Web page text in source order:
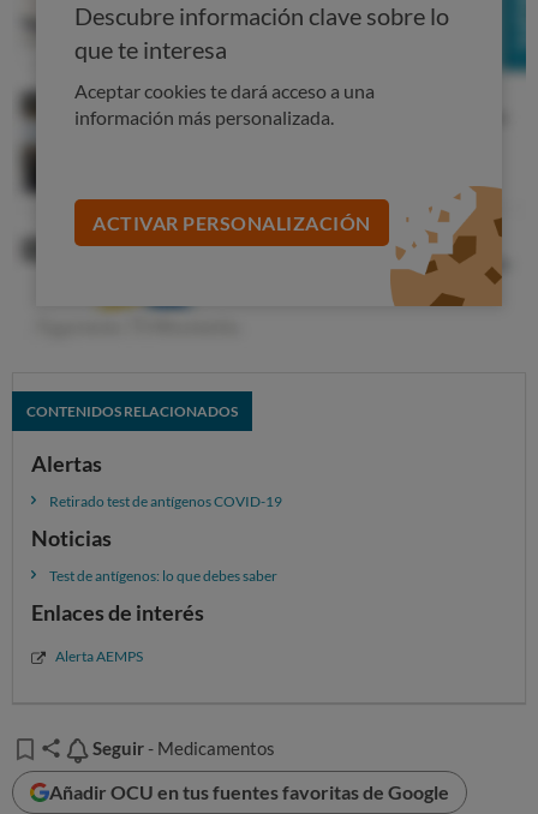
Descubre información clave sobre lo
que te interesa
Aceptar cookies te dará acceso a una
información más personalizada.
ACTIVAR PERSONALIZACIÓN
CONTENIDOS RELACIONADOS
Alertas
Retirado test de antígenos COVID-19
Noticias
Test de antígenos: lo que debes saber
Enlaces de interés
Alerta AEMPS
Seguir
Seguir - Medicamentos
Añadir OCU en tus fuentes favoritas de Google